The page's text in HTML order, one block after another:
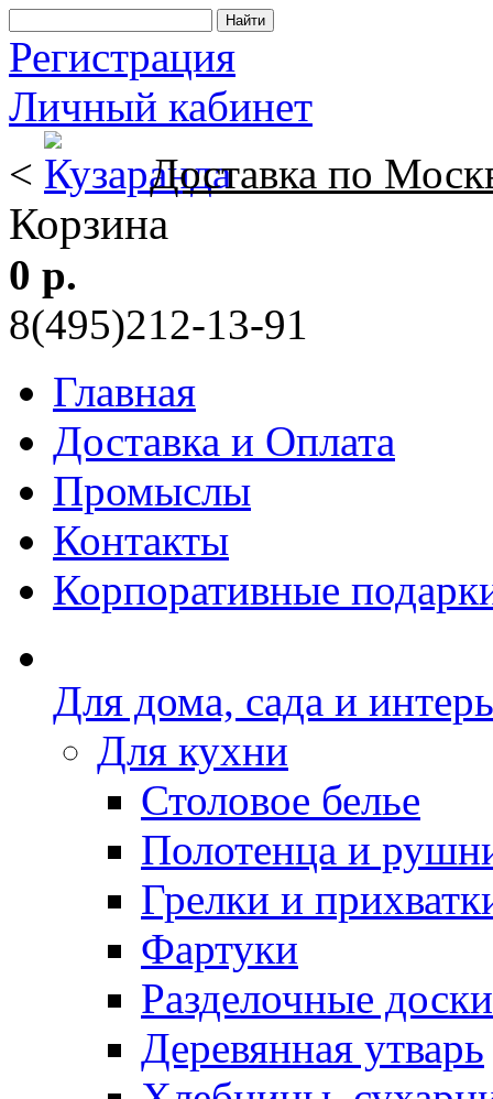
Регистрация
Личный кабинет
<
Доставка по
Корзина
0 р.
8(495)212-13-91
Главная
Доставка и Оплата
Промыслы
Контакты
Корпоративные
Для дома, сада и
Для кухни
Столовое белье
Полотенца и
Грелки и
Фартуки
Разделочные доски
Деревянная утварь